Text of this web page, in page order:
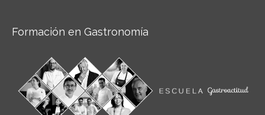
Formación en Gastronomía